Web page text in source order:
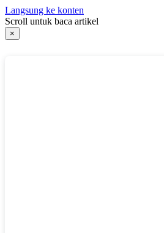
Langsung ke konten
Scroll untuk baca artikel
×